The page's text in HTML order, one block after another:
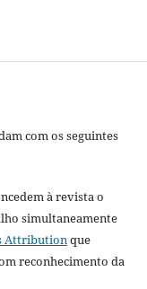
com os seguintes
à revista o
simultaneamente
Attributionque
reconhecimento da